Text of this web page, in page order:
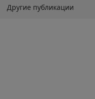
Другие публикации